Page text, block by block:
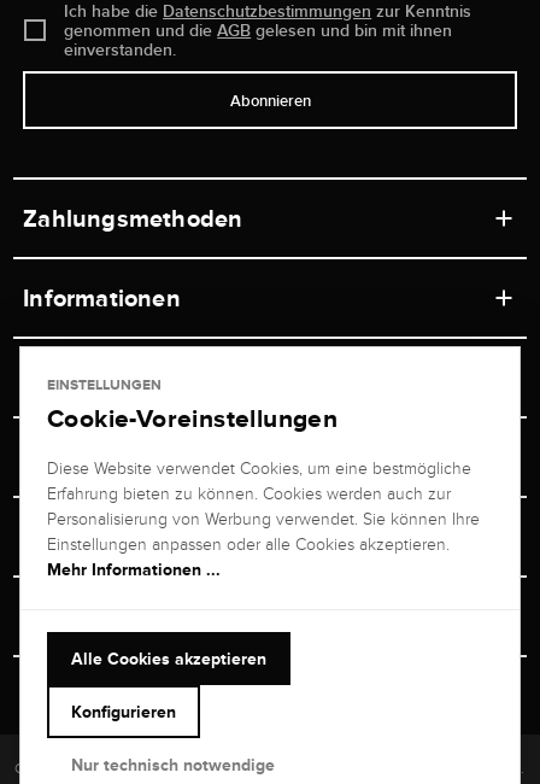
Ich habe die Datenschutzbestimmungen zur Kenntnis
genommen und dieAGB gelesen und bin mit ihnen
einverstanden.
Abonnieren
Zahlungsmethoden
Informationen
Ladengeschäft
Versand & Zahlung
Ratgeber
Service
Newsletterabmeldung
Retouren-Service
Vertrag Widerrufen
Juwelier Brogle
Über uns
Unternehmen
Termin im Ladengeschäft
Persönlicher Berater
+49 711 217 268 20
kundenservice@brogle.de
Versand & Sicherheit
Copyright © 2026 Brogle Selection Europe GmbH. Alle Rechte vorbehalten.
EINSTELLUNGEN
Cookie-Voreinstellungen
Diese Website verwendet Cookies, um eine bestmögliche
Erfahrung bieten zu können. Cookies werden auch zur
Personalisierung von Werbung verwendet. Sie können Ihre
Einstellungen anpassen oder alle Cookies akzeptieren.
Mehr Informationen ...
Alle Cookies akzeptieren
Konfigurieren
Nur technisch notwendige